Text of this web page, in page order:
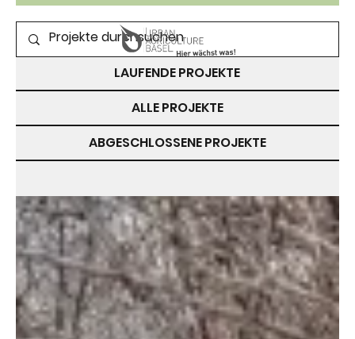
PROJEKTE ZUM MITMACHEN
LAUFENDE PROJEKTE
ALLE PROJEKTE
ABGESCHLOSSENE PROJEKTE